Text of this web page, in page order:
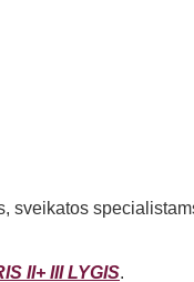
sveikatos
II+ III LYGIS.